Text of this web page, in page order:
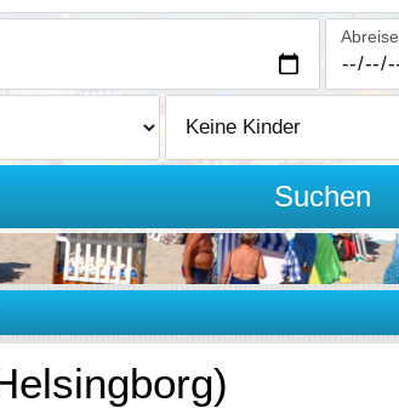
Abreise
Suchen